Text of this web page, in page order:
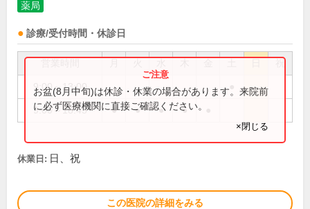
薬局
診療/受付時間・休診日
祝
9:00～13:00
9:00～18:45 ● ● ● ●
お盆(8月中旬)は休診・休業の場合があります。来院前
に必ず医療機関に直接ご確認ください。
×閉じる
休業日: 日、祝
この医院の詳細をみる